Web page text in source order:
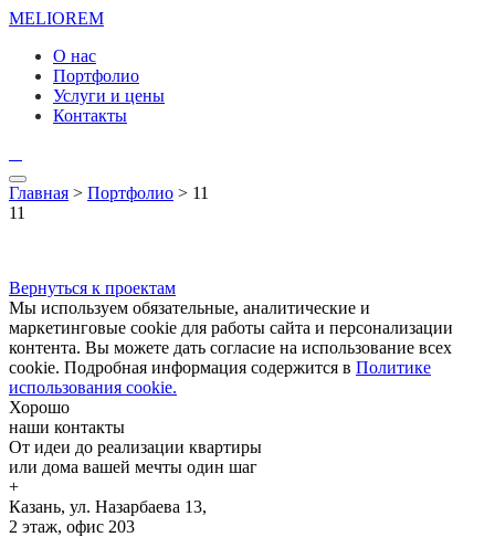
MELIOREM
О нас
Портфолио
Услуги и цены
Контакты
Главная > Портфолио > 11
11
Вернуться к проектам
Мы используем обязательные, аналитические и
маркетинговые cookie для работы сайта и персонализации
контента. Вы можете дать согласие на использование всех
cookie. Подробная информация содержится в Политике
использования cookie.
Хорошо
наши контакты
От идеи до реализации квартиры
или дома вашей мечты один шаг
+
Казань, ул. Назарбаева 13,
2 этаж, офис 203